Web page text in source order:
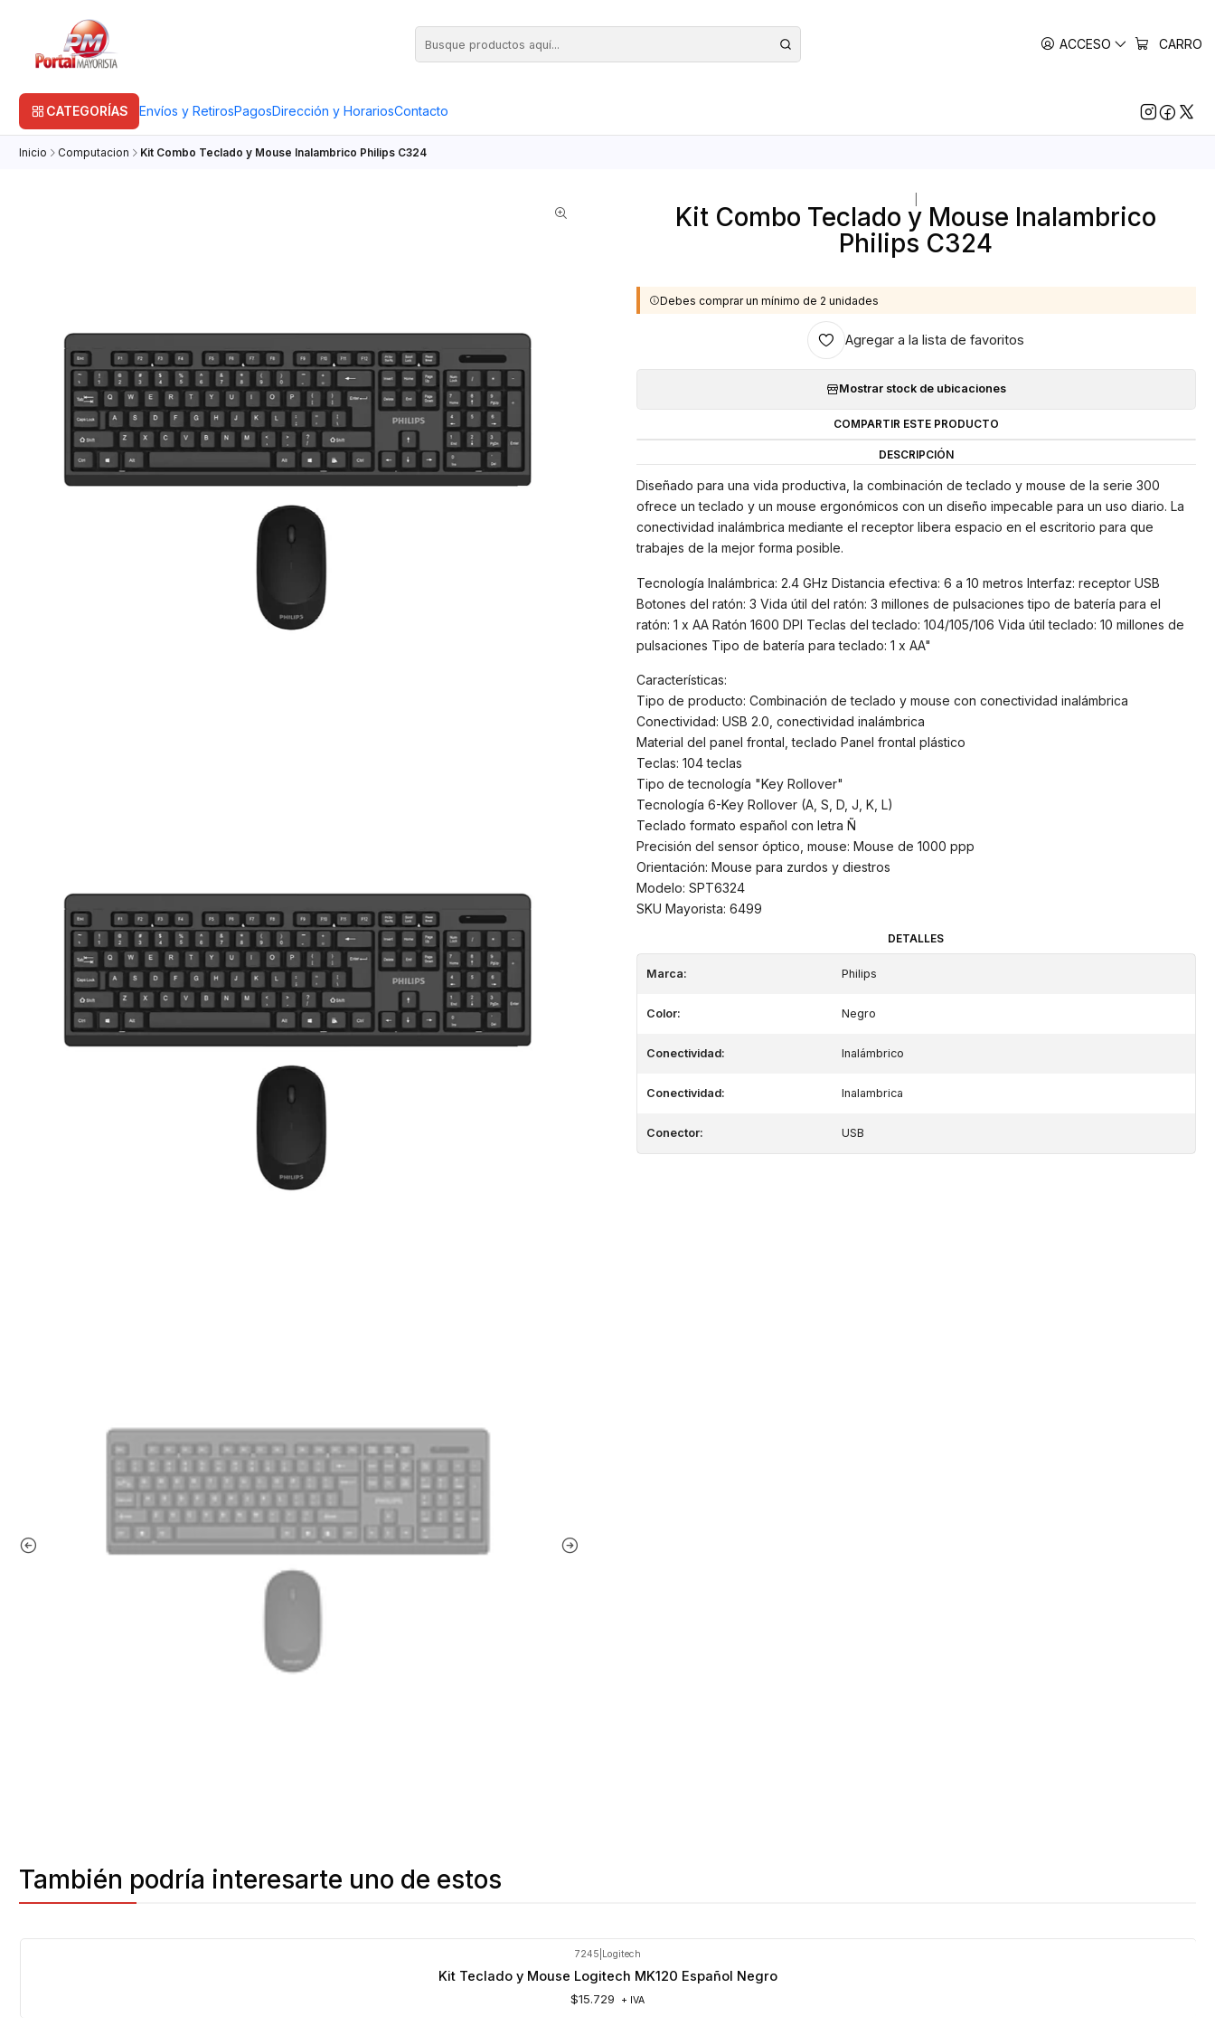
ACCESO CARRO
CATEGORÍAS Envíos y RetirosPagosDirección y HorariosContacto
Inicio Computacion Kit Combo Teclado y Mouse Inalambrico Philips C324
Kit Combo Teclado y Mouse Inalambrico
Philips C324
Debes comprar un mínimo de 2 unidades
Agregar a la lista de favoritos
Mostrar stock de ubicaciones
COMPARTIR ESTE PRODUCTO
DESCRIPCIÓN
Diseñado para una vida productiva, la combinación de teclado y mouse de la serie 300
ofrece un teclado y un mouse ergonómicos con un diseño impecable para un uso diario. La
conectividad inalámbrica mediante el receptor libera espacio en el escritorio para que
trabajes de la mejor forma posible.
Tecnología Inalámbrica: 2.4 GHz Distancia efectiva: 6 a 10 metros Interfaz: receptor USB
Botones del ratón: 3 Vida útil del ratón: 3 millones de pulsaciones tipo de batería para el
ratón: 1 x AA Ratón 1600 DPI Teclas del teclado: 104/105/106 Vida útil teclado: 10 millones de
pulsaciones Tipo de batería para teclado: 1 x AA"
Características:
Tipo de producto: Combinación de teclado y mouse con conectividad inalámbrica
Conectividad: USB 2.0, conectividad inalámbrica
Material del panel frontal, teclado Panel frontal plástico
Teclas: 104 teclas
Tipo de tecnología "Key Rollover"
Tecnología 6-Key Rollover (A, S, D, J, K, L)
Teclado formato español con letra Ñ
Precisión del sensor óptico, mouse: Mouse de 1000 ppp
Orientación: Mouse para zurdos y diestros
Modelo: SPT6324
SKU Mayorista: 6499
DETALLES
Marca: Philips
Color: Negro
Conectividad: Inalámbrico
Conectividad: Inalambrica
Conector: USB
También podría interesarte uno de estos
7245 Logitech
Kit Teclado y Mouse Logitech MK120 Español Negro
$15.729 + IVA